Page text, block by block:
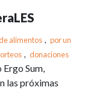
alimentos , por un
, donaciones
Sum,
las próximas